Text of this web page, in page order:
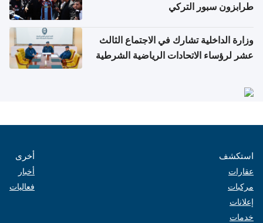
طرابزون سبور التركي
وزارة الداخلية تشارك في الاجتماع الثالث
عشر لرؤساء الاتحادات الرياضية الشرطية
استكشف
عقارات
مركبات
إعلانات
خدمات
أخرى
أخبار
فعاليات